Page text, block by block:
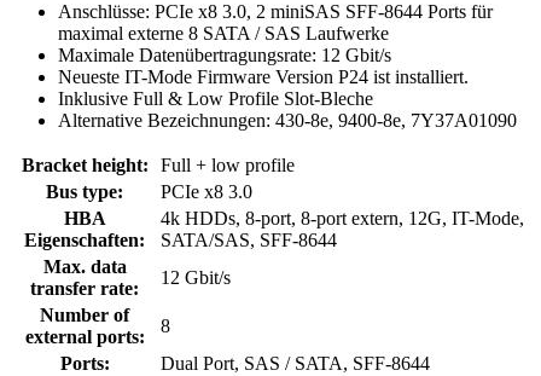
Anschlüsse: PCIe x8 3.0, 2 miniSAS SFF-8644 Ports für
maximal externe 8 SATA / SAS Laufwerke
Maximale Datenübertragungsrate: 12 Gbit/s
Neueste IT-Mode Firmware Version P24 ist installiert.
Inklusive Full & Low Profile Slot-Bleche
Alternative Bezeichnungen: 430-8e, 9400-8e, 7Y37A01090
Bracket height:
Full + low profile
Bus type:
PCIe x8 3.0
HBA
Eigenschaften:
4k HDDs, 8-port, 8-port extern, 12G, IT-Mode,
SATA/SAS, SFF-8644
Max. data
transfer rate:
12 Gbit/s
Number of
external ports:
8
Ports:
Dual Port, SAS / SATA, SFF-8644